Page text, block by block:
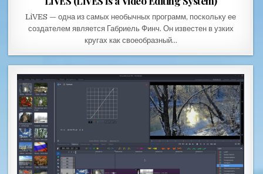
LiVES — одна из самых необычных программ, поскольку ее
создателем является Габриель Финч. Он известен в узких
кругах как своеобразный…